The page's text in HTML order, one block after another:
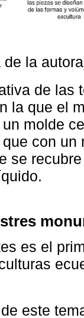
la
de las
la que el
molde
con
se
es el
este